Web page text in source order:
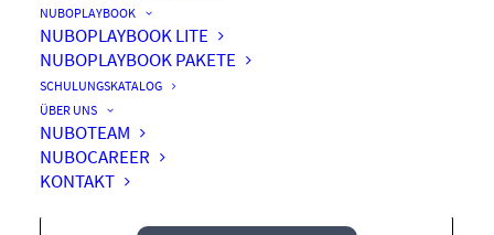
NUBOPLAYBOOK
NUBOPLAYBOOK LITE
NUBOPLAYBOOK PAKETE
SCHULUNGSKATALOG
ÜBER UNS
NUBOTEAM
NUBOCAREER
KONTAKT
CodeTwo als
Signaturenlösung